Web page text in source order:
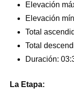
Elevación
Elevación
Total
Total
Duración:
La Etapa: